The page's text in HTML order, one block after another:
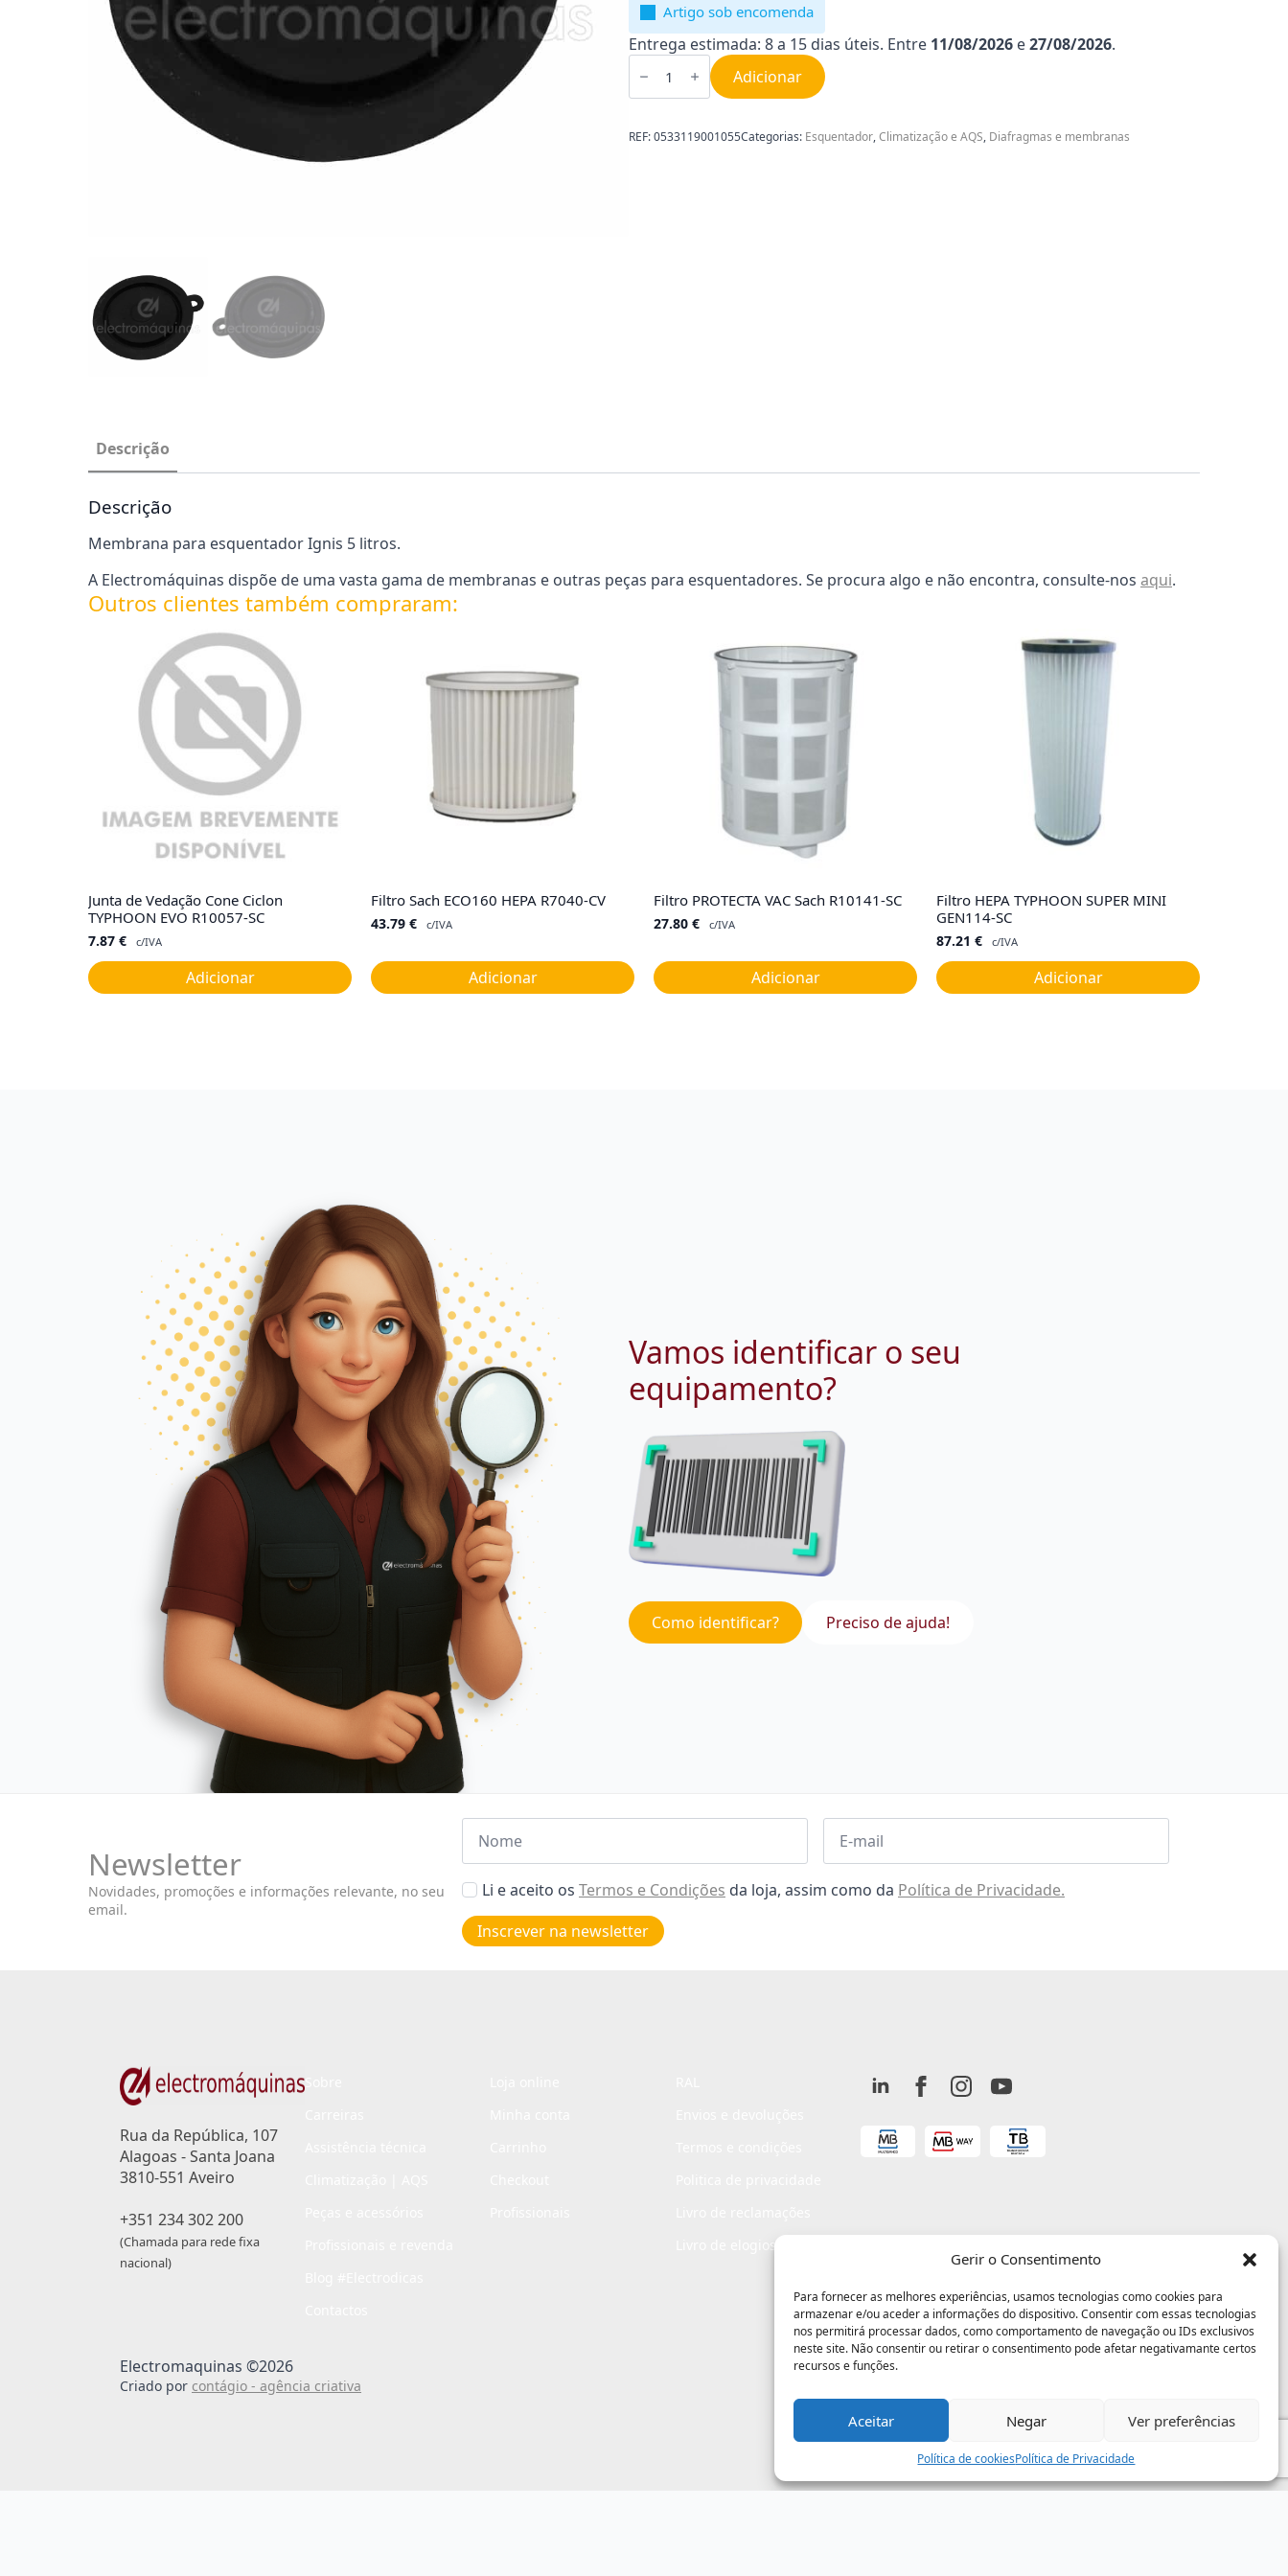
Gerir o Consentimento
Para fornecer as melhores experiências, usamos tecnologias como cookies para
armazenar e/ou aceder a informações do dispositivo. Consentir com essas tecnologias
nos permitirá processar dados, como comportamento de navegação ou IDs exclusivos
neste site. Não consentir ou retirar o consentimento pode afetar negativamante certos
recursos e funções.
Aceitar Negar Ver preferências
Política de cookiesPolítica de Privacidade
Artigo sob encomenda
Entrega estimada: 8 a 15 dias úteis. Entre 11/08/2026 e27/08/2026.
Quantidade
de
esquentador
5L
0533119001055
Adicionar
REF:0533119001055Categorias: Esquentador,Climatização e AQS, Diafragmas e membranas
Descrição
Descrição
Membrana para esquentador Ignis 5 litros.
A Electromáquinas dispõe de uma vasta gama de membranas e outras peças para esquentadores. Se procura algo e não encontra, consulte-nos aqui.
Outros clientes também compraram:
Junta de Vedação Cone Ciclon
TYPHOON EVO R10057-SC
7.87 € c/IVA
Adicionar
Filtro Sach ECO160 HEPA R7040-CV
43.79 € c/IVA
Adicionar
Filtro PROTECTA VAC Sach R10141-SC
27.80 € c/IVA
Adicionar
Filtro HEPA TYPHOON SUPER MINI
GEN114-SC
87.21 € c/IVA
Adicionar
Vamos identificar o seu
equipamento?
Como identificar? Preciso de ajuda!
Newsletter
Novidades, promoções e informações relevante, no seu
email.
Nome Email
Aceitar
de
privacidade
Li e aceito os Termos e Condições da loja, assim como da Política de Privacidade.
Inscrever na newsletter
Rua da República, 107
Alagoas - Santa Joana
3810-551 Aveiro
+351 234 302 200
(Chamada para rede fixa
nacional)
Livro de elogios
Electromaquinas ©2026
Criado por contágio - agência criativa